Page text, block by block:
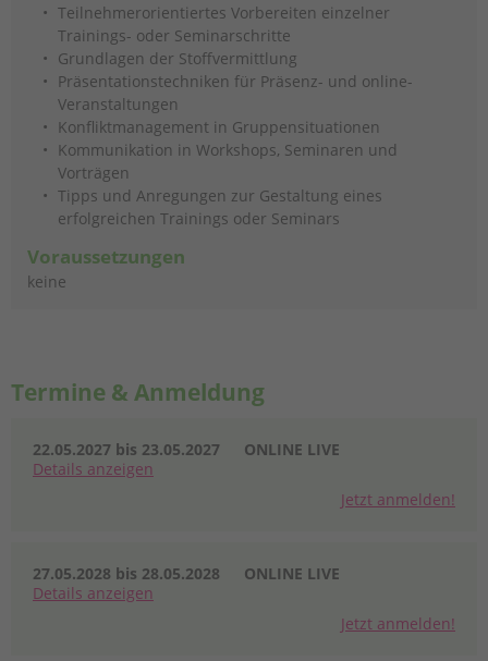
Teilnehmerorientiertes Vorbereiten einzelner
Trainings- oder Seminarschritte
Grundlagen der Stoffvermittlung
Präsentationstechniken für Präsenz- und online-
Veranstaltungen
Konfliktmanagement in Gruppensituationen
Kommunikation in Workshops, Seminaren und
Vorträgen
Tipps und Anregungen zur Gestaltung eines
erfolgreichen Trainings oder Seminars
Voraussetzungen
keine
Termine & Anmeldung
22.05.2027 bis 23.05.2027
Details anzeigen
ONLINE LIVE
Jetzt anmelden!
27.05.2028 bis 28.05.2028
Details anzeigen
ONLINE LIVE
Jetzt anmelden!